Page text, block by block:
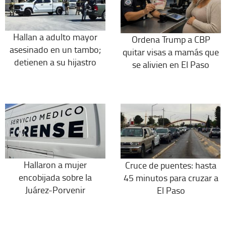
Hallan a adulto mayor
asesinado en un tambo;
detienen a su hijastro
Ordena Trump a CBP
quitar visas a mamás que
se alivien en El Paso
Hallaron a mujer
encobijada sobre la
Juárez-Porvenir
Cruce de puentes: hasta
45 minutos para cruzar a
El Paso